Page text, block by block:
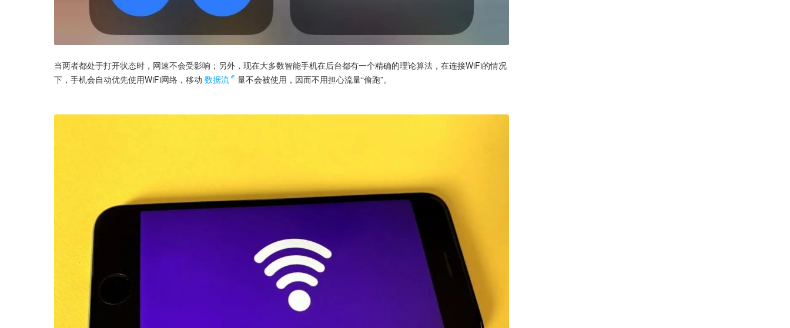
当两者都处于打开状态时，网速不会受影响；另外，现在大多数智能手机在后台都有一个精确的理论算法，在连接WiFi的情况
下，手机会自动优先使用WiFi网络，移动 数据流 量不会被使用，因而不用担心流量“偷跑”。